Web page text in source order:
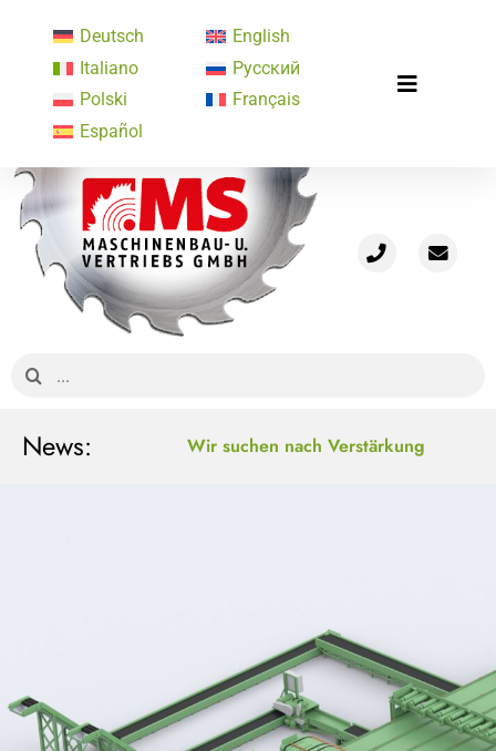
springen
Toggle
Start
Profil
Maschinenprogramm
Konzeptlösungen
Gebrauchtmaschinen
Mediathek
Deutsch
English
Italiano
Русский
Polski
Français
Español
Suche
News: Wir suchen nach Verstärkung